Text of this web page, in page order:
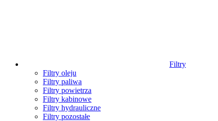
Filtry
Filtry oleju
Filtry paliwa
Filtry powietrza
Filtry kabinowe
Filtry hydrauliczne
Filtry pozostałe